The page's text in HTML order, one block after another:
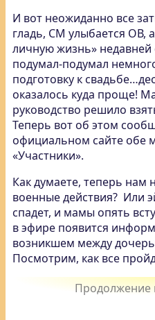
И вот неожиданно все
гладь, СМ улыбается ОВ,
личную жизнь»
подумал-подумал
подготовку к
оказалось куда проще!
руководство решило
Теперь вот об этом
официальном сайте обе
«Участники».
Как думаете, теперь нам
военные действия? Или
спадет, и мамы опять
в эфире появится
возникшем между
Посмотрим, как все